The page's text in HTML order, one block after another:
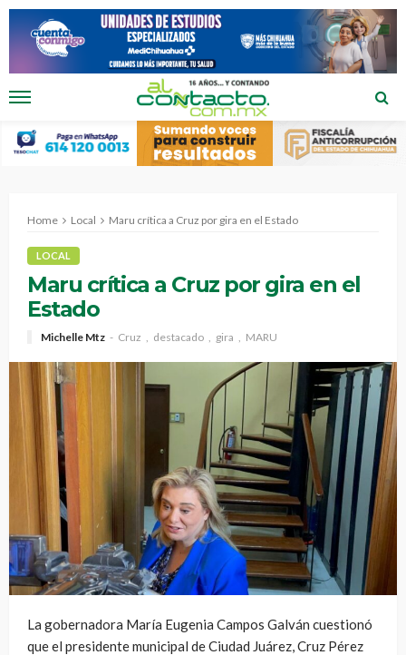
Home Local Maru crítica a Cruz por gira en el Estado
LOCAL
Maru crítica a Cruz por gira en el
Estado
Michelle Mtz Cruz destacado gira MARU
La gobernadora María Eugenia Campos Galván cuestionó
que el presidente municipal de Ciudad Juárez, Cruz Pérez